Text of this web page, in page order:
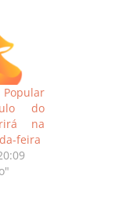
do
na
feira